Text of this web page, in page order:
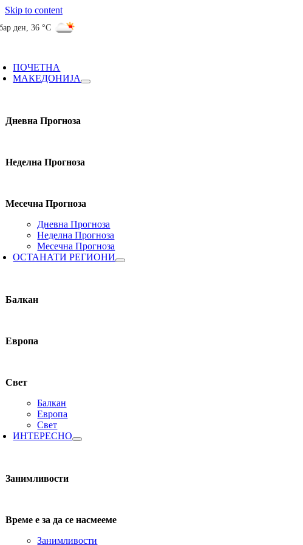
Skip to content
ден,36 °C
ПОЧЕТНА
МАКЕДОНИЈА
Дневна Прогноза
Неделна Прогноза
Месечна Прогноза
Дневна Прогноза
Неделна Прогноза
Месечна Прогноза
ОСТАНАТИ РЕГИОНИ
Балкан
Европа
Свет
Балкан
Европа
Свет
ИНТЕРЕСНО
Занимливости
Време е за да се насмееме
Занимливости